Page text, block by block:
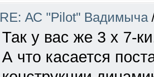
RE: АС "Pilot" Вадимыча
Так у вас же 3 х 7-
А что касается